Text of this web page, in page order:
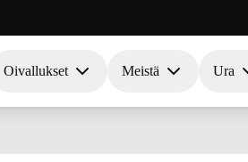
Oivallukset Meistä Ura